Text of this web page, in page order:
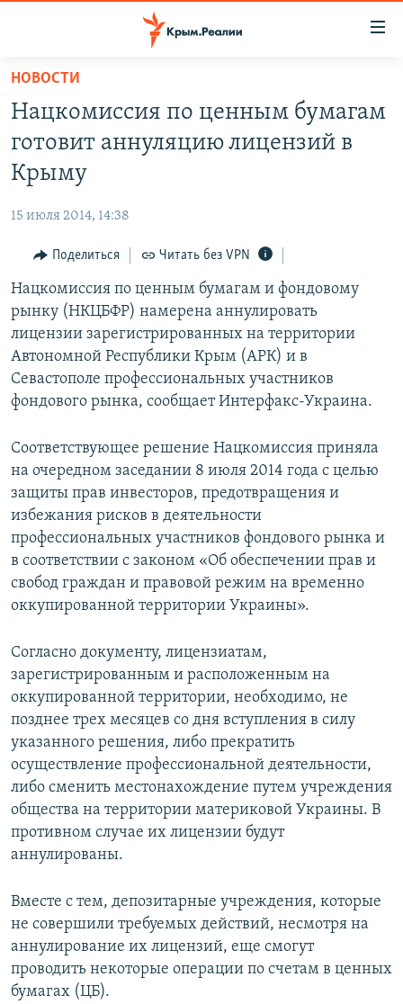
Вернуться
основному
содержанию
Вернутся
главной
Вернутся
поиску
СПЕЦПРОЕКТЫ
11 ЛЕТ ОККУПАЦИИ КРЫМА. 11 ИСТОРИЙ СОПРОТИВЛЕНИЯ
ВОДА
ЕЩЕ
ИНТЕРАКТИВ
ИНФОГРАФИКА
ТЕЛЕПРОЕКТ КРЫМ.РЕАЛИИ
СОВЕТЫ ПРАВОЗАЩИТНИКОВ
ПРОПАВШИЕ БЕЗ ВЕСТИ
КРЫМ.НЕПОКОРЕННЫЙ
УКРАИНСКАЯ ПРОБЛЕМА КРЫМА
РАДІО СВОБОДА
КАК ОБОЙТИ БЛОКИРОВКУ
Українською
Qırımtatar
Все сайты RFE/RL
НОВОСТИ
Нацкомиссия по ценным бумагам
готовит аннуляцию лицензий в
Крыму
15 июля 2014, 14:38
Поделиться Читать без VPN
Нацкомиссия по ценным бумагам и фондовому
рынку (НКЦБФР) намерена аннулировать
лицензии зарегистрированных на территории
Автономной Республики Крым (АРК) и в
Севастополе профессиональных участников
фондового рынка, сообщает Интерфакс-Украина.
Соответствующее решение Нацкомиссия приняла
на очередном заседании 8 июля 2014 года с целью
защиты прав инвесторов, предотвращения и
избежания рисков в деятельности
профессиональных участников фондового рынка и
в соответствии с законом «Об обеспечении прав и
свобод граждан и правовой режим на временно
оккупированной территории Украины».
Согласно документу, лицензиатам,
зарегистрированным и расположенным на
оккупированной территории, необходимо, не
позднее трех месяцев со дня вступления в силу
указанного решения, либо прекратить
осуществление профессиональной деятельности,
либо сменить местонахождение путем учреждения
общества на территории материковой Украины. В
противном случае их лицензии будут
аннулированы.
Вместе с тем, депозитарные учреждения, которые
не совершили требуемых действий, несмотря на
аннулирование их лицензий, еще смогут
проводить некоторые операции по счетам в ценных
бумагах (ЦБ).